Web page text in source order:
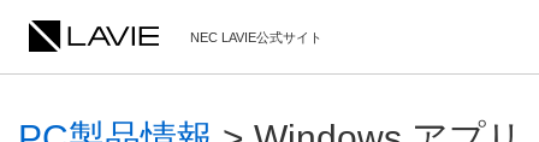
NEC LAVIE公式サイト